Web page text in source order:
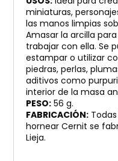
miniaturas,
las manos limpias
Amasar la arcilla
trabajar con ella. Se
estampar o utilizar
piedras, perlas,
aditivos como
interior de la masa
PESO: 56 g.
FABRICACIÓN:
hornear Cernit se
Lieja.